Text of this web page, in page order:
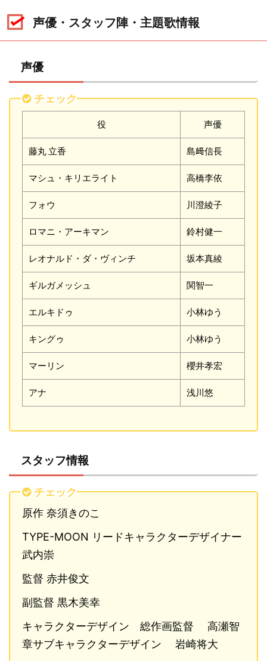
声優・スタッフ陣・主題歌情報
声優
チェック
役 声優
藤丸 立香 島﨑信長
マシュ・キリエライト 高橋李依
フォウ 川澄綾子
ロマニ・アーキマン 鈴村健一
レオナルド・ダ・ヴィンチ 坂本真綾
ギルガメッシュ 関智一
エルキドゥ 小林ゆう
キングゥ 小林ゆう
マーリン 櫻井孝宏
アナ 浅川悠
スタッフ情報
チェック
原作 奈須きのこ
TYPE-MOON リードキャラクターデザイナー
武内崇
監督 赤井俊文
副監督 黒木美幸
キャラクターデザイン 総作画監督 高瀬智
章サブキャラクターデザイン 岩崎将大